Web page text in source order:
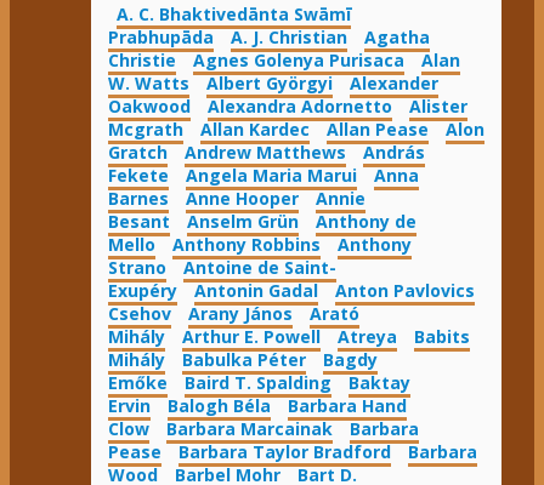
A. C. Bhaktivedānta Swāmī
Prabhupāda
A. J. Christian
Agatha
Christie
Agnes Golenya Purisaca
Alan
W. Watts
Albert Györgyi
Alexander
Oakwood
Alexandra Adornetto
Alister
Mcgrath
Allan Kardec Allan Pease
Alon
Gratch
Andrew Matthews
András
Fekete
Angela Maria Marui
Anna
Barnes
Anne Hooper
Annie
Besant
Anselm Grün
Anthony de
Mello
Anthony Robbins
Anthony
Strano
Antoine de Saint-
Exupéry
Antonin Gadal
Anton Pavlovics
Csehov
Arany János
Arató
Mihály
Arthur E. Powell Atreya
Babits
Mihály
Babulka Péter
Bagdy
Emőke
Baird T. Spalding
Baktay
Ervin
Balogh Béla
Barbara Hand
Clow
Barbara Marcainak
Barbara
Pease
Barbara Taylor Bradford
Barbara
Wood
Barbel Mohr
Bart D.